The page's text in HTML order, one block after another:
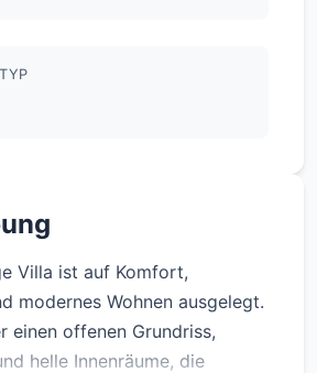
Villa ist auf Komfort,
modernes Wohnen ausgelegt.
einen offenen Grundriss,
helle Innenräume, die